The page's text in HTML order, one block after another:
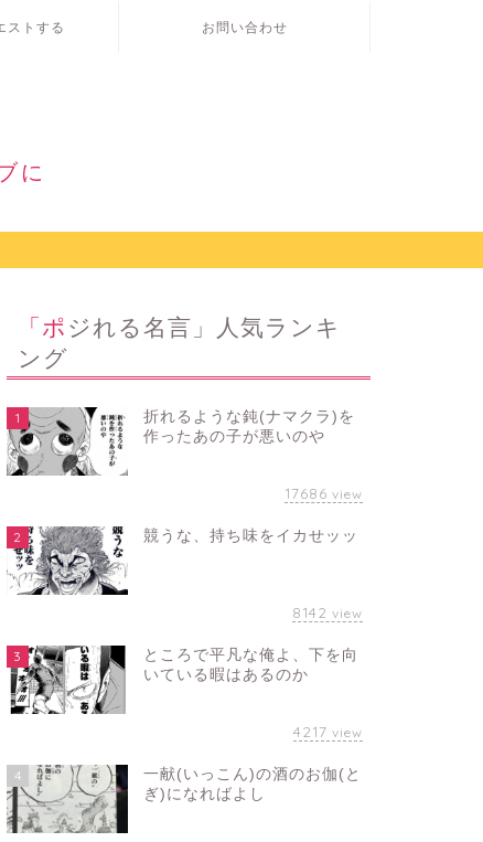
ストする お問い合わせ
に
「ポジれる名言」人気ランキ
ング
1
折れるような鈍(ナマクラ)を
作ったあの子が悪いのや
17686 view
2 競うな、持ち味をイカせッッ
8142 view
3
ところで平凡な俺よ、下を向
いている暇はあるのか
4217 view
4
一献(いっこん)の酒のお伽(と
ぎ)になればよし